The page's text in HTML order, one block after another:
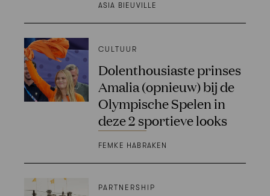
ASIA BIEUVILLE
CULTUUR
Dolenthousiaste prinses
Amalia (opnieuw) bij de
Olympische Spelen in
deze 2 sportieve looks
FEMKE HABRAKEN
PARTNERSHIP